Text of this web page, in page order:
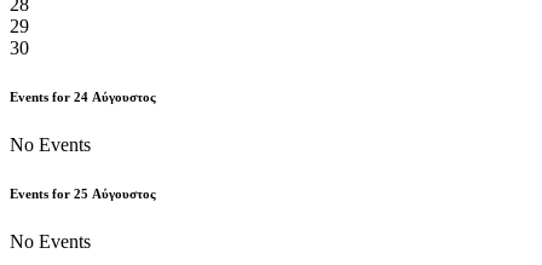
28
29
30
Events for 24 Αύγουστος
No Events
Events for 25 Αύγουστος
No Events